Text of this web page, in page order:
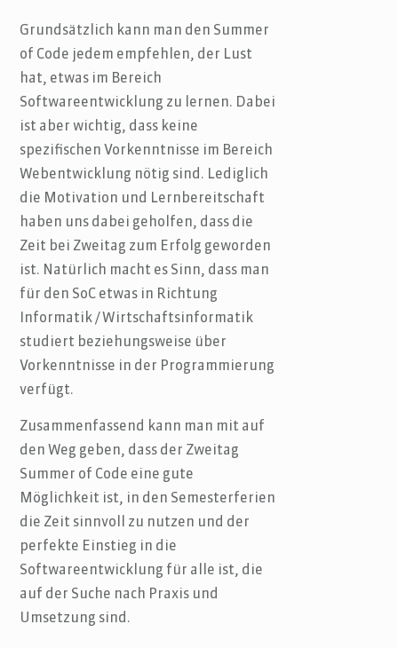
Grundsätzlich kann man den Summer
of Code jedem empfehlen, der Lust
hat, etwas im Bereich
Softwareentwicklung zu lernen. Dabei
ist aber wichtig, dass keine
spezifischen Vorkenntnisse im Bereich
Webentwicklung nötig sind. Lediglich
die Motivation und Lernbereitschaft
haben uns dabei geholfen, dass die
Zeit bei Zweitag zum Erfolg geworden
ist. Natürlich macht es Sinn, dass man
für den SoC etwas in Richtung
Informatik / Wirtschaftsinformatik
studiert beziehungsweise über
Vorkenntnisse in der Programmierung
verfügt.
Zusammenfassend kann man mit auf
den Weg geben, dass der Zweitag
Summer of Code eine gute
Möglichkeit ist, in den Semesterferien
die Zeit sinnvoll zu nutzen und der
perfekte Einstieg in die
Softwareentwicklung für alle ist, die
auf der Suche nach Praxis und
Umsetzung sind.